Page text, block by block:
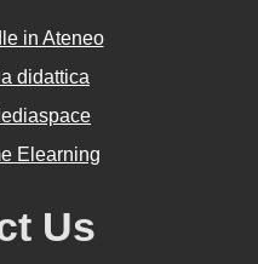
in Ateneo
didattica
Elearning
Us